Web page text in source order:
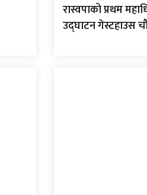
रास्वपाको प्रथम
उद्घाटन गेस्टहाउस